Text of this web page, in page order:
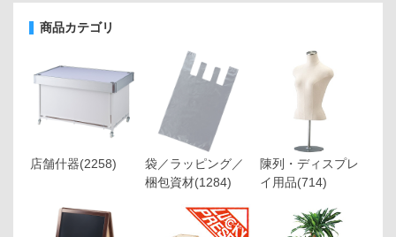
商品カテゴリ
店舗什器(2258)
袋／ラッピング／
梱包資材(1284)
陳列・ディスプレ
イ用品(714)